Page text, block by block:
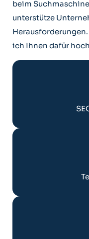
beim
unterstütze
ich Ihnen dafür